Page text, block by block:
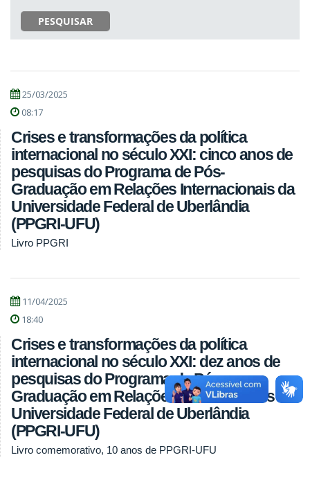
PESQUISAR
25/03/2025
08:17
Crises e transformações da política
internacional no século XXI: cinco anos de
pesquisas do Programa de Pós-
Graduação em Relações Internacionais da
Universidade Federal de Uberlândia
(PPGRI-UFU)
Livro PPGRI
11/04/2025
18:40
Crises e transformações da política
internacional no século XXI: dez anos de
pesquisas do Programa de Pós-
Graduação em Relações Internacionais da
Universidade Federal de Uberlândia
(PPGRI-UFU)
Livro comemorativo, 10 anos de PPGRI-UFU